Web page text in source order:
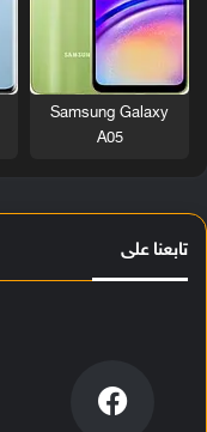
Samsung Galaxy
A05
تابعنا على